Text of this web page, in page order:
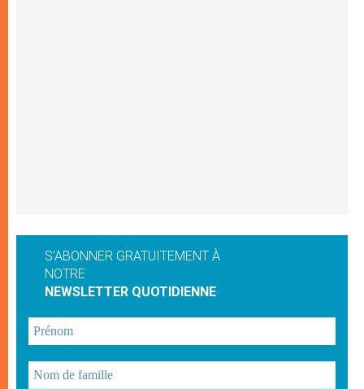
S'ABONNER GRATUITEMENT À
NOTRE
NEWSLETTER QUOTIDIENNE